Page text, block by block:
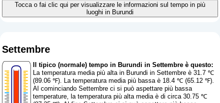
Tocca o fai clic qui per visualizzare le informazioni sul tempo in più
luoghi in Burundi
Settembre
Il tipico (normale) tempo in Burundi in Settembre è questo:
La temperatura media più alta in Burundi in Settembre è 31.7 ℃
(89.06 ℉). La temperatura media più bassa è 18.4 ℃ (65.12 ℉).
Al cominciando Settembre ci si può aspettare più bassa
temperature, la temperatura più alta media è di circa 30.75 ℃